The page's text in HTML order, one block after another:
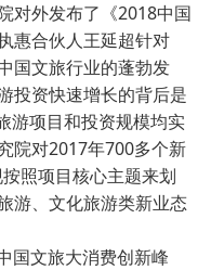
对外发布了《2018中国
惠合伙人王延超针对
国文旅行业的蓬勃发
投资快速增长的背后是
游项目和投资规模均实
院对2017年700多个新
照项目核心主题来划
游、文化旅游类新业态
国文旅大消费创新峰